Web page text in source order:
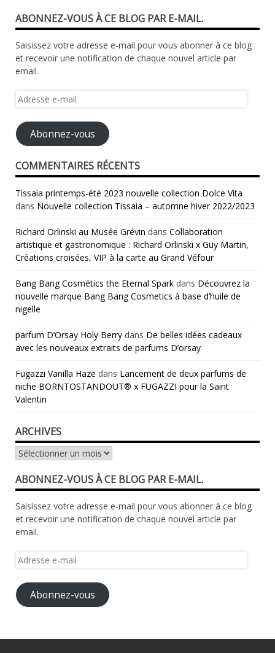
ABONNEZ-VOUS À CE BLOG PAR E-MAIL.
Saisissez votre adresse e-mail pour vous abonner à ce blog
et recevoir une notification de chaque nouvel article par
email.
Adresse
mail
Abonnez-vous
COMMENTAIRES RÉCENTS
Tissaia printemps-été 2023 nouvelle collection Dolce Vita
dans Nouvelle collection Tissaia – automne hiver 2022/2023
Richard Orlinski au Musée Grévin dans Collaboration
artistique et gastronomique : Richard Orlinski x Guy Martin,
Créations croisées, VIP à la carte au Grand Véfour
Bang Bang Cosmétics the Eternal Spark dans Découvrez la
nouvelle marque Bang Bang Cosmetics à base d’huile de
nigelle
parfum D’Orsay Holy Berry dans De belles idées cadeaux
avec les nouveaux extraits de parfums D’orsay
Fugazzi Vanilla Haze dans Lancement de deux parfums de
niche BORNTOSTANDOUT® x FUGAZZI pour la Saint
Valentin
ARCHIVES
Archives
ABONNEZ-VOUS À CE BLOG PAR E-MAIL.
Saisissez votre adresse e-mail pour vous abonner à ce blog
et recevoir une notification de chaque nouvel article par
email.
Adresse
mail
Abonnez-vous